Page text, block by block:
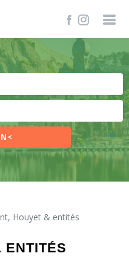
Houyet & entités
ENTITÉS